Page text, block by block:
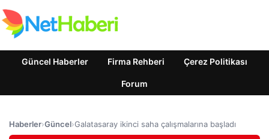
Güncel Haberler Firma Rehberi Çerez Politikası
Forum
Haberler›Güncel›Galatasaray ikinci saha çalışmalarına başladı